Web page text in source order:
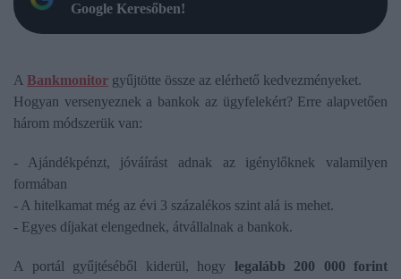
Google Keresőben!
A Bankmonitor gyűjtötte össze az elérhető kedvezményeket.
Hogyan versenyeznek a bankok az ügyfelekért? Erre alapvetően
három módszerük van:
- Ajándékpénzt, jóváírást adnak az igénylőknek valamilyen
formában
- A hitelkamat még az évi 3 százalékos szint alá is mehet.
- Egyes díjakat elengednek, átvállalnak a bankok.
A portál gyűjtéséből kiderül, hogy legalább 200 000 forint